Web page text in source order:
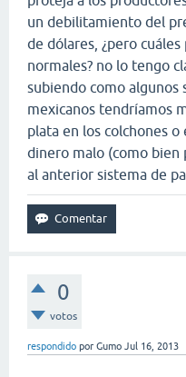
un debilitamiento del
de dólares, ¿pero
normales? no lo tengo
subiendo como algunos
mexicanos tendríamos
plata en los colchones
dinero malo (como bien
al anterior sistema de
0
votos
respondido por Gumo Jul 16, 2013